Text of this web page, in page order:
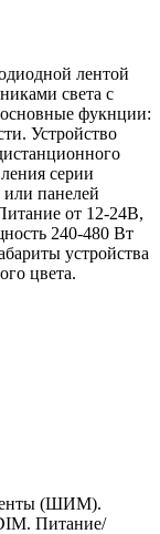
лентой
света с
фукнции:
Устройство
серии
панелей
от 12-24В,
240-480 Вт
устройства
цвета.
(ШИМ).
Питание/